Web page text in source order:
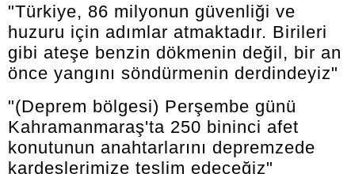
"Türkiye, 86 milyonun güvenliği ve
huzuru için adımlar atmaktadır. Birileri
gibi ateşe benzin dökmenin değil, bir an
önce yangını söndürmenin derdindeyiz"
"(Deprem bölgesi) Perşembe günü
Kahramanmaraş'ta 250 bininci afet
konutunun anahtarlarını depremzede
kardeşlerimize teslim edeceğiz"